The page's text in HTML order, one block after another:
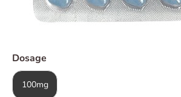
Dosage
100mg